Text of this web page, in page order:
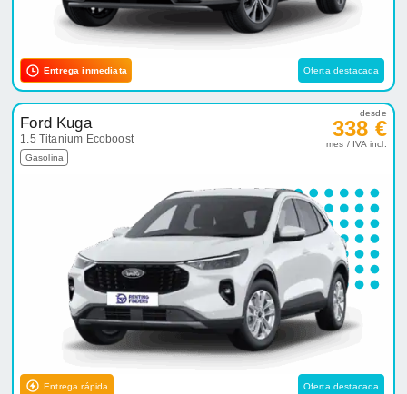
Entrega inmediata Oferta destacada
Ford Kuga
1.5 Titanium Ecoboost
Gasolina
desde
338 €
mes / IVA incl.
Entrega rápida Oferta destacada